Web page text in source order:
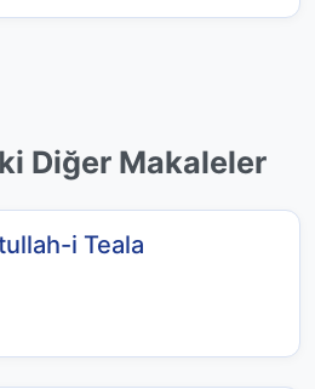
Diğer Makaleler
i Teala